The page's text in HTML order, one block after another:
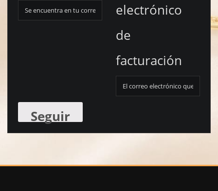
electrónico
de
facturación
Seguir